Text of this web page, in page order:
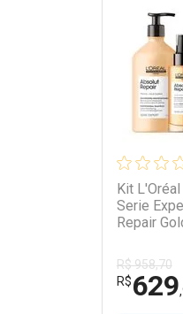
Kit
Serie
Repair
Máscara
Óleo 90ml
R$ 958,70
R$629